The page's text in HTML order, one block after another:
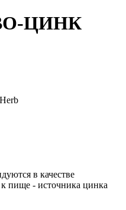
ЦИНК
в качестве
пище - источника цинка